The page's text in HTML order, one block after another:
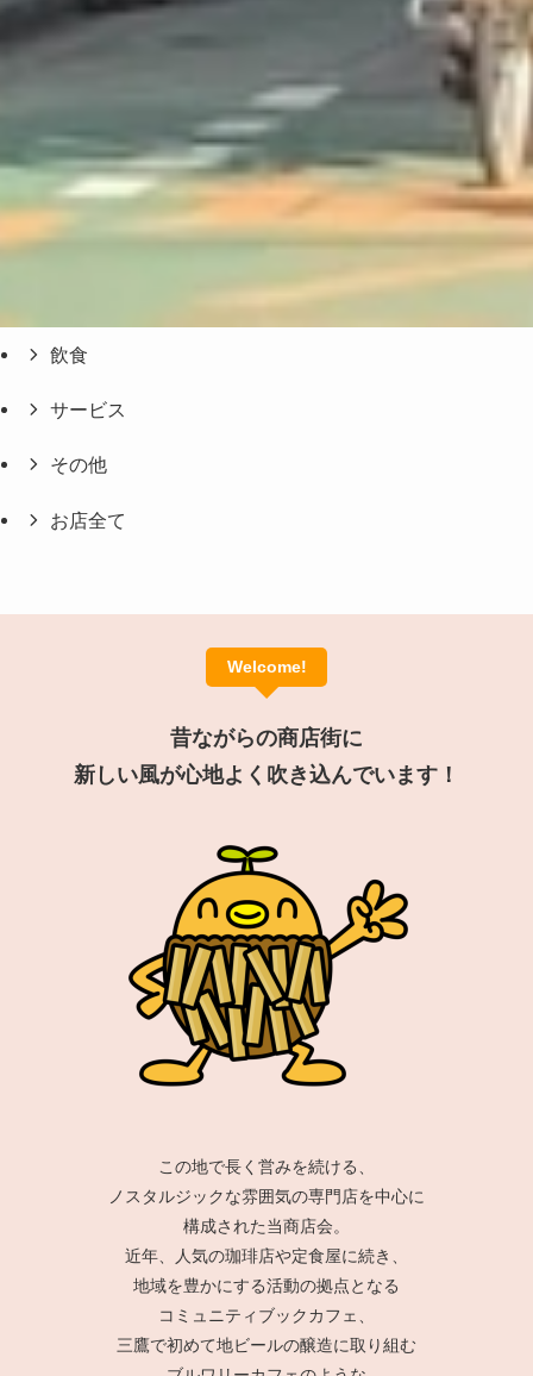
飲食
サービス
その他
お店全て
Welcome!
昔ながらの商店街に
新しい風が心地よく吹き込んでいます！
この地で長く営みを続ける、
ノスタルジックな雰囲気の専門店を中心に
構成された当商店会。
近年、人気の珈琲店や定食屋に続き、
地域を豊かにする活動の拠点となる
コミュニティブックカフェ、
三鷹で初めて地ビールの醸造に取り組む